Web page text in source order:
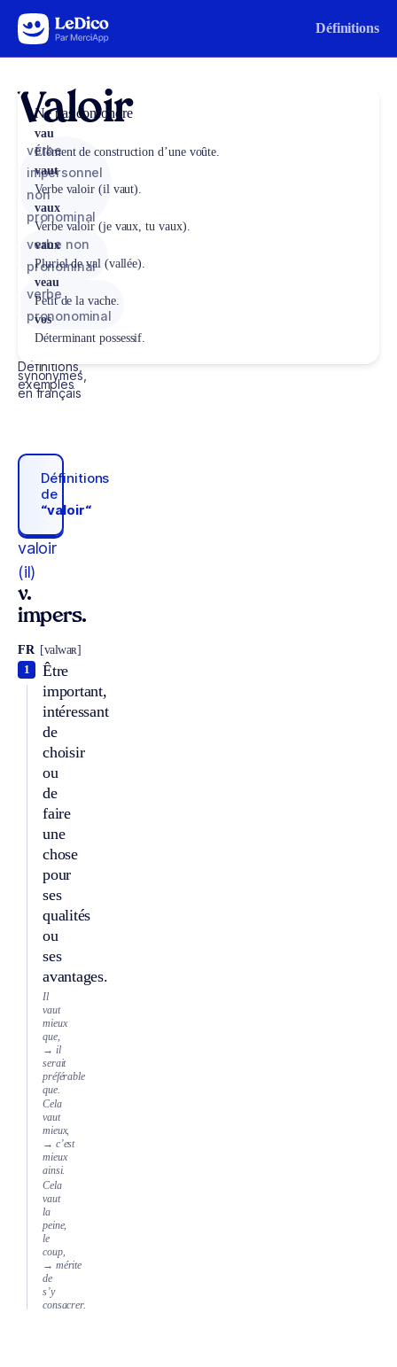
Aller au contenu Définitions
Valoir
verbe
impersonnel
non
pronominal
verbe non
pronominal
verbe
prononominal
Définitions,
synonymes,
exemples
en français
Définitions
de
“valoir“
valoir
(il)
v.
impers.
FR [valwaʀ]
Être
important,
intéressant
de
choisir
ou
de
faire
une
chose
pour
ses
qualités
ou
ses
avantages.
1
Il
vaut
mieux
que,
→ il
serait
préférable
que.
Cela
vaut
mieux,
→ c’est
mieux
ainsi.
Cela
vaut
la
peine,
le
coup,
→ mérite
de
s’y
consacrer.
Ne pas confondre
vau
Élément de construction d’une voûte.
vaut
Verbe valoir (il vaut).
vaux
Verbe valoir (je vaux, tu vaux).
vaux
Pluriel de val (vallée).
veau
Petit de la vache.
vos
Déterminant possessif.